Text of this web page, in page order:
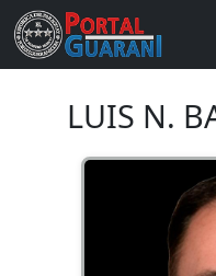
LUIS N.